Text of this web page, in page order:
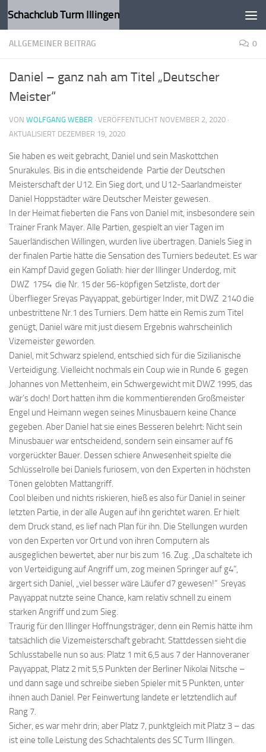
Zum Inhalt springen
Schachclub Turm Illingen
ALLGEMEINER BEITRAG 0
Daniel – ganz nah am Titel „Deutscher
Meister“
VON WOLFGANG WEBER · VERÖFFENTLICHT NOVEMBER 2, 2020 ·
AKTUALISIERT DEZEMBER 19, 2020
Sie haben es weit gebracht, Daniel und sein Maskottchen
Snurakules. Bis in die entscheidende Partie der Deutschen
Meisterschaft der U12. Ein Sieg dort, und U12-Saarlandmeister
Daniel Hoppstädter wäre Deutscher Meister gewesen.
In der Heimat fieberten die Fans von Daniel mit, insbesondere sein
Trainer Frank Mayer. Alle Partien, gespielt an vier Tagen im
Sauerländischen Willingen, wurden live übertragen. Daniels Sieg in
der finalen Partie hätte die Sensation des Turniers bedeutet. Es war
ein Kampf David gegen Goliath: hier der Illinger Underdog, mit
DWZ 1754 die Nr. 15 der 56-köpfigen Setzliste, dort der
Überflieger Sreyas Payyappat, gebürtiger Inder, mit DWZ 2140 die
unbestrittene Nr.1 des Turniers. Dem hätte ein Remis zum Titel
genügt, Daniel wäre mit just diesem Ergebnis wahrscheinlich
Vizemeister geworden.
Daniel, mit Schwarz spielend, entschied sich für die Sizilianische
Verteidigung. Vielleicht nochmals ein Coup wie in Runde 6 gegen
Johannes von Mettenheim, ein Schwergewicht mit DWZ 1995, das
wär’s doch! Dort hatten ihm die kommentierenden Großmeister
Engel und Heimann wegen seines Minusbauern keine Chance
gegeben. Aber Daniel hat sie eines Besseren belehrt: Nicht sein
Minusbauer war entscheidend, sondern sein einsamer auf f6
vorgerückter Bauer. Dessen schiere Anwesenheit spielte die
Schlüsselrolle bei Daniels furiosem, von den Experten in höchsten
Tönen gelobten Mattangriff.
Cool bleiben und nichts riskieren, hieß es also für Daniel in seiner
letzten Partie, in der alle Augen auf ihn gerichtet waren. Er hielt
dem Druck stand, es lief nach Plan für ihn. Die Stellungen wurden
von den Experten vor Ort und von ihren Computern als
ausgeglichen bewertet, aber nur bis zum 16. Zug. „Da schaltete ich
von Verteidigung auf Angriff um, zog meinen Springer auf g4“,
ärgert sich Daniel, „viel besser wäre Läufer d7 gewesen!“ Sreyas
Payyappat nutzte seine Chance, kam relativ schnell zu einem
starken Angriff und zum Sieg.
Traurig für den Illinger Hoffnungsträger, denn ein Remis hätte ihm
tatsächlich die Vizemeisterschaft gebracht. Stattdessen sieht die
Schlusstabelle nun so aus: Platz 1 mit 6,5 aus 7 der Hannoveraner
Payyappat, Platz 2 mit 5,5 Punkten der Berliner Nikolai Nitsche –
und dann sage und schreibe sieben Spieler mit 5 Punkten, unter
ihnen auch Daniel. Per Feinwertung landete er letztendlich auf
Rang 7.
Sicher, es war mehr drin; aber Platz 7, punktgleich mit Platz 3 – das
ist eine tolle Leistung des Schachtalents des SC Turm Illingen.